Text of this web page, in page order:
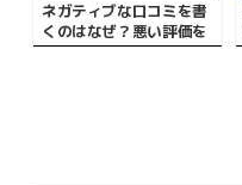
ネガティブな口コミを書
くのはなぜ？悪い評価を
書く動機と心理